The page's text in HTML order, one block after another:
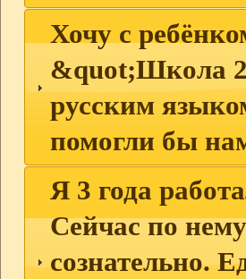
Хочу с
&quot;Школа
русским
помогли бы
Я 3 года
Сейчас по
сознательно.